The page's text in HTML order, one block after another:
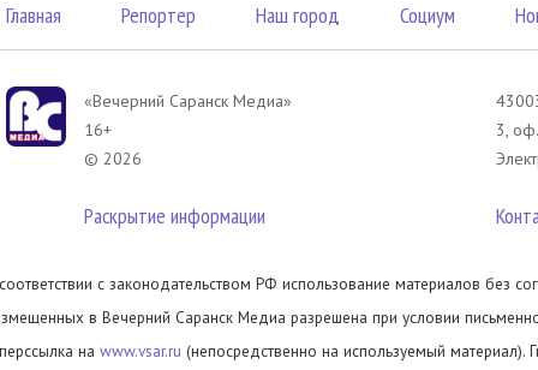
Главная Репортер Наш город Социум
«Вечерний Саранск Mедиа»
16+
© 2026
Раскрытие информации
3,
с законодательством РФ использование материалов без
в Вечерний Саранск Медиа разрешена при условии
на www.vsar.ru (непосредственно на используемый материал).